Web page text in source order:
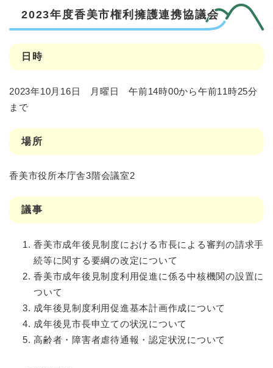
2023年度香美市権利擁護連携協議会
日時
2023年10月16日 月曜日 午前14時00から午前11時25分
まで
場所
香美市役所本庁舎3階会議室2
議事
香美市成年後見制度における市長による審判の請求手
続等に関する要綱の改定について
香美市成年後見制度利用促進に係る中核機関の設置に
ついて
成年後見制度利用促進基本計画作成について
成年後見市長申立ての状況について
高齢者・障害者虐待通報・認定状況について